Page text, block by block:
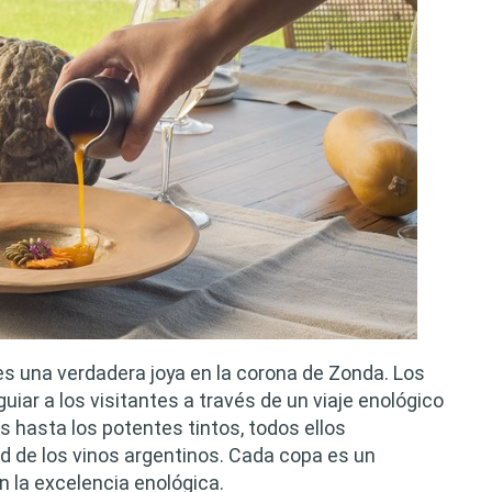
una verdadera joya en la corona de Zonda. Los
a los visitantes a través de un viaje enológico
hasta los potentes tintos, todos ellos
de los vinos argentinos. Cada copa es un
la excelencia enológica.